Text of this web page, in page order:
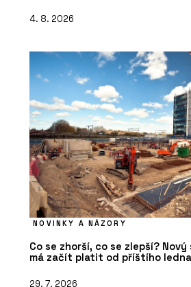
4. 8. 2026
NOVINKY A NÁZORY
Co se zhorší, co se zlepší?
má začít platit od příštího ledna
29. 7. 2026